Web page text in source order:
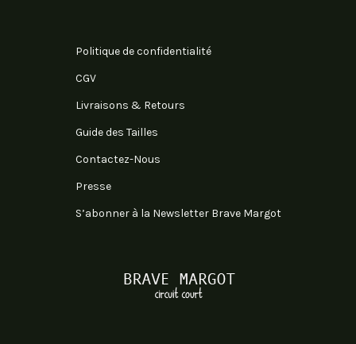
Politique de confidentialité
CGV
Livraisons & Retours
Guide des Tailles
Contactez-Nous
Presse
S’abonner à la Newsletter Brave Margot